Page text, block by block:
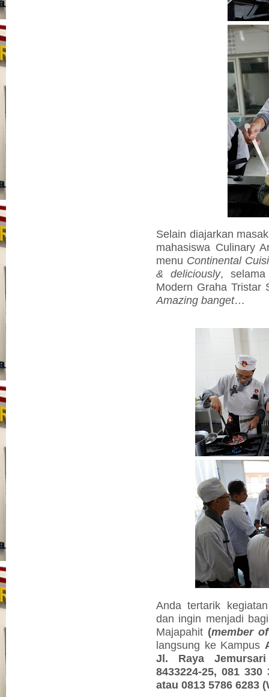
Selain diajarkan
mahasiswa Culinary
menu Continental
& deliciously,
Modern Graha Tristar
Amazing banget…
Anda tertarik
dan ingin menjadi
Majapahit (member of
langsung ke Kampus
Jl. Raya
8433224-25, 081 330
atau 0813 5786 6283